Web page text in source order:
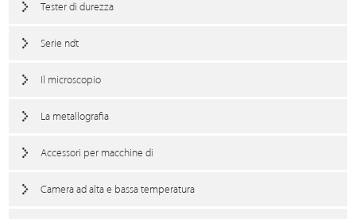
Tester di durezza
Serie ndt
Il microscopio
La metallografia
Accessori per macchine di
Camera ad alta e bassa temperatura